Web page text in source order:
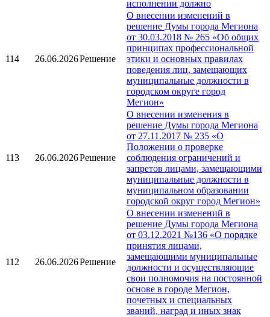
исполнении должно
114 26.06.2026Решение
О внесении изменений в
решение Думы города Мегиона
от 30.03.2018 № 265 «Об общих
принципах профессиональной
этики и основных правилах
поведения лиц, замещающих
муниципальные должности в
городском округе город
Мегион»
113 26.06.2026Решение
О внесении изменения в
решение Думы города Мегиона
от 27.11.2017 № 235 «О
Положении о проверке
соблюдения ограничений и
запретов лицами, замещающими
муниципальные должности в
муниципальном образовании
городской округ город Мегион»
112 26.06.2026Решение
О внесении изменений в
решение Думы города Мегиона
от 03.12.2021 №136 «О порядке
принятия лицами,
замещающими муниципальные
должности и осуществляющие
свои полномочия на постоянной
основе в городе Мегион,
почетных и специальных
званий, наград и иных знак